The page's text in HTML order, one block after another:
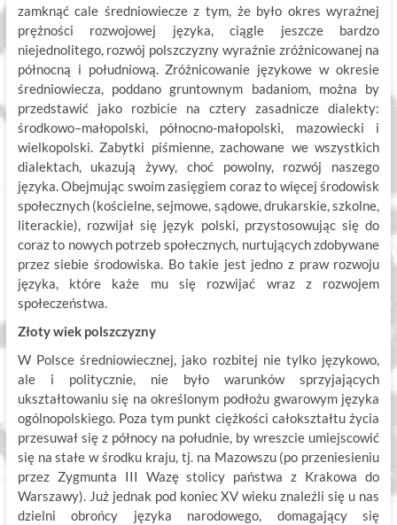
zamknąć cale średniowiecze z tym, że było okres wyraźnej
prężności rozwojowej języka, ciągle jeszcze bardzo
niejednolitego, rozwój polszczyzny wyraźnie zróżnicowanej na
północną i południową. Zróżnicowanie językowe w okresie
średniowiecza, poddano gruntownym badaniom, można by
przedstawić jako rozbicie na cztery zasadnicze dialekty:
środkowo–małopolski, północno-małopolski, mazowiecki i
wielkopolski. Zabytki piśmienne, zachowane we wszystkich
dialektach, ukazują żywy, choć powolny, rozwój naszego
języka. Obejmując swoim zasięgiem coraz to więcej środowisk
społecznych (kościelne, sejmowe, sądowe, drukarskie, szkolne,
literackie), rozwijał się język polski, przystosowując się do
coraz to nowych potrzeb społecznych, nurtujących zdobywane
przez siebie środowiska. Bo takie jest jedno z praw rozwoju
języka, które każe mu się rozwijać wraz z rozwojem
społeczeństwa.
Złoty wiek polszczyzny
W Polsce średniowiecznej, jako rozbitej nie tylko językowo,
ale i politycznie, nie było warunków sprzyjających
ukształtowaniu się na określonym podłożu gwarowym języka
ogólnopolskiego. Poza tym punkt ciężkości całokształtu życia
przesuwał się z północy na południe, by wreszcie umiejscowić
się na stałe w środku kraju, tj. na Mazowszu (po przeniesieniu
przez Zygmunta III Wazę stolicy państwa z Krakowa do
Warszawy). Już jednak pod koniec XV wieku znaleźli się u nas
dzielni obrońcy języka narodowego, domagający się